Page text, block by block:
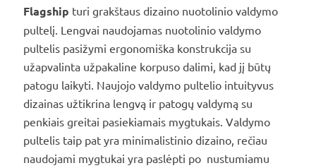
Flagship turi grakštaus dizaino nuotolinio valdymo
pultelį. Lengvai naudojamas nuotolinio valdymo
pultelis pasižymi ergonomiška konstrukcija su
užapvalinta užpakaline korpuso dalimi, kad jį būtų
patogu laikyti. Naujojo valdymo pultelio intuityvus
dizainas užtikrina lengvą ir patogų valdymą su
penkiais greitai pasiekiamais mygtukais. Valdymo
pultelis taip pat yra minimalistinio dizaino, rečiau
naudojami mygtukai yra paslėpti po nustumiamu